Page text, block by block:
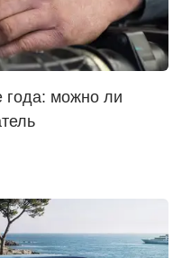
года: можно ли